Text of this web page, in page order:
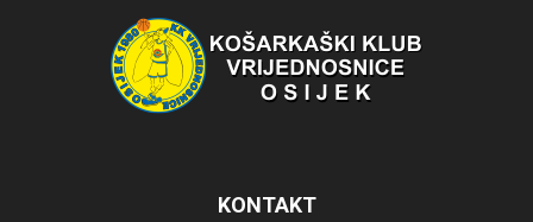
KONTAKT